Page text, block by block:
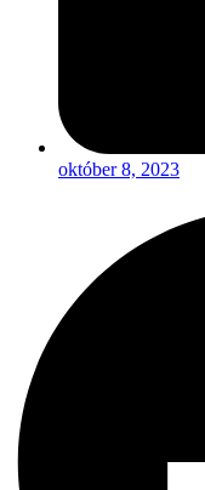
október 8, 2023